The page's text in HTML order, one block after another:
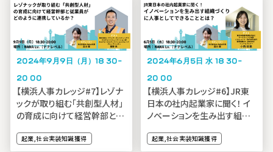
2024年9月9日（月）18:30-
20:00
【横浜人事カレッジ#7】レゾナ
ックが取り組む「共創型人材」
の育成に向けて経営幹部と従
るか？
起業,社会実装知識獲得
2024年6月5日(水)18:30-
20:00
【横浜人事カレッジ#6】JR東
日本の社内起業家に聞く！ イ
ノベーションを生み出す組織
とは？
起業,社会実装知識獲得